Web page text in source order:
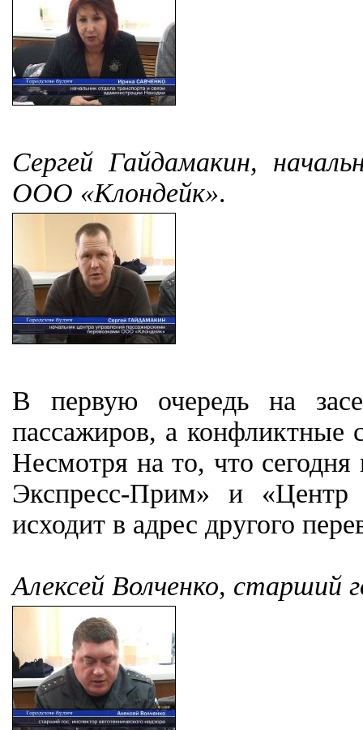
Сергей Гайдамакин,
ООО «Клондейк».
В первую очередь на
пассажиров, а конфликтные
Несмотря на то, что
Экспресс-Прим» и «Центр
исходит в адрес другого
Алексей Волченко, старший